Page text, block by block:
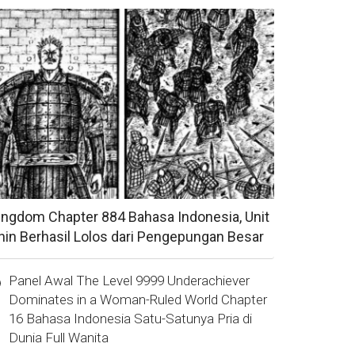
Chapter 884 Bahasa Indonesia, Unit
Berhasil Lolos dari Pengepungan Besar
Panel Awal The Level 9999 Underachiever
Dominates in a Woman-Ruled World Chapter
16 Bahasa Indonesia Satu-Satunya Pria di
Dunia Full Wanita